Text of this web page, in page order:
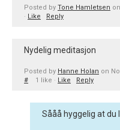
Posted by Tone Hamletsen
· Like Reply
Nydelig meditasjon
Posted by Hanne Holan on
#
1 like · Like Reply
Sååå hyggelig at du